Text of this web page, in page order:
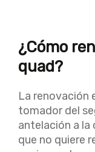
¿Cómo
quad?
La renovación
tomador del
antelación a la
que no quiere